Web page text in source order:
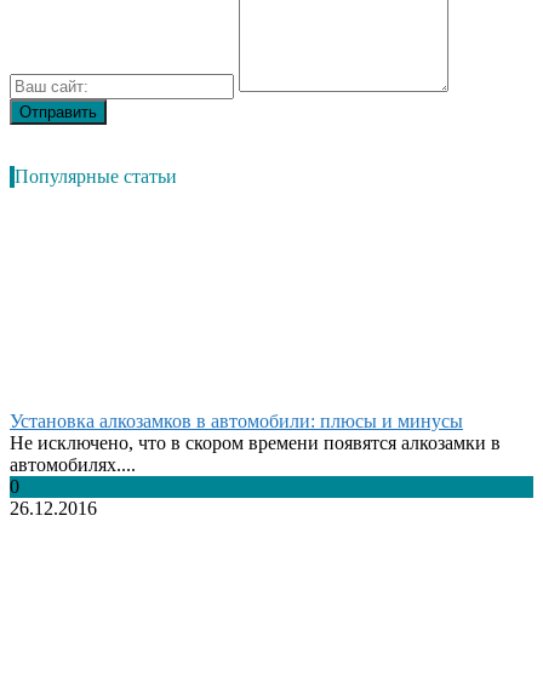
Популярные статьи
Установка алкозамков в автомобили: плюсы и минусы
Не исключено, что в скором времени появятся алкозамки в
автомобилях....
0
26.12.2016